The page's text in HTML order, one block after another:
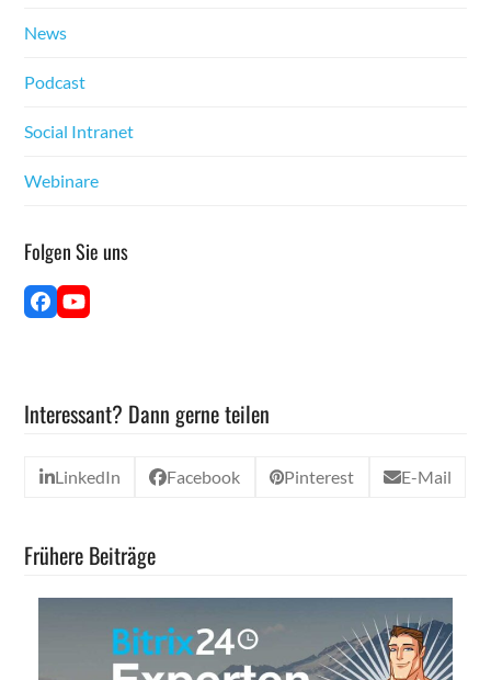
News
Pod­cast
Social Intranet
Webina­re
Fol­gen Sie uns
Face­YouTube
Interessant? Dann gerne teilen
LinkedIn Facebook Pinterest E-Mail
Frühere Beiträge